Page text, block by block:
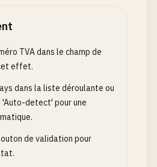
TVA dans le champ de
effet.
dans la liste déroulante ou
detect' pour une
de validation pour